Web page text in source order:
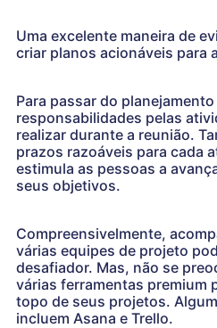
Uma excelente maneira de
criar planos acionáveis ​​para
Para passar do
responsabilidades pelas
realizar durante a reunião.
prazos razoáveis ​​para cada
estimula as pessoas a
seus objetivos.
Compreensivelmente,
várias equipes de projeto
desafiador. Mas, não se
várias ferramentas premium
topo de seus projetos.
incluem Asana e Trello.